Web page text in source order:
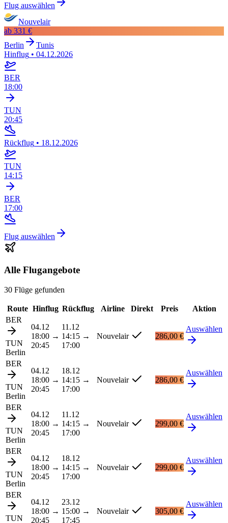
Flug auswählen
Nouvelair
ab 331 €
Berlin
Tunis
Hinflug • 04.12.2026
BER
18:00
TUN
20:45
Rückflug • 18.12.2026
TUN
14:15
BER
17:00
Flug auswählen
Alle Flugangebote
30 Flüge gefunden
Route Hinflug Rückflug Airline Direkt Preis
Aktion
BER
TUN
Berlin
04.12
18:00 →
20:45
11.12
14:15 →
17:00
Nouvelair 286,00 €
Auswählen
BER
TUN
Berlin
04.12
18:00 →
20:45
18.12
14:15 →
17:00
Nouvelair 286,00 €
Auswählen
BER
TUN
Berlin
04.12
18:00 →
20:45
11.12
14:15 →
17:00
Nouvelair 299,00 €
Auswählen
BER
TUN
Berlin
04.12
18:00 →
20:45
18.12
14:15 →
17:00
Nouvelair 299,00 €
Auswählen
BER
TUN
04.12
18:00 →
20:45
23.12
15:00 →
17:45
Nouvelair 305,00 €
Auswählen